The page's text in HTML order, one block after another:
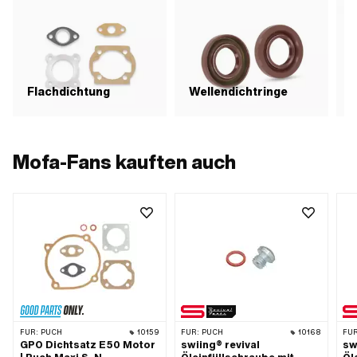
Flachdichtung Wellendichtringe
Mofa-Fans kauften auch
FÜR: PUCH 10159
GPO Dichtsatz E50 Motor
FÜR: PUCH 10168
swiing® revival